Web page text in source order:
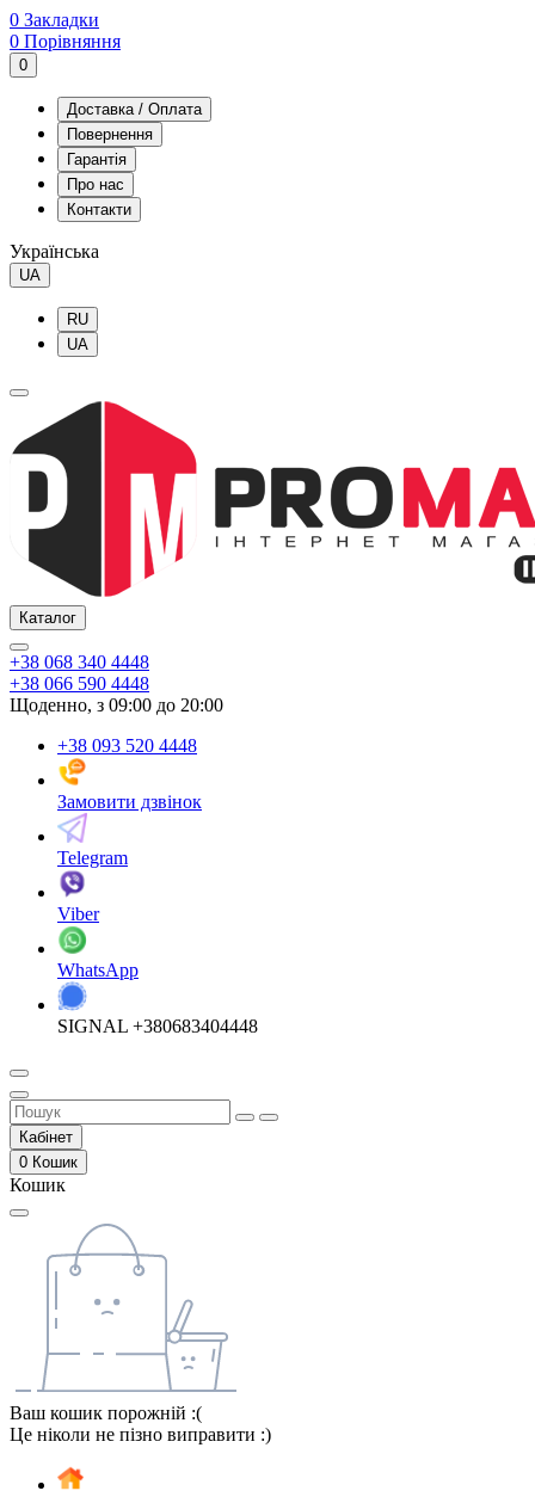
0 Закладки
0 Порівняння
0
Доставка / Оплата
Повернення
Гарантія
Про нас
Контакти
Українська
UA
RU
UA
Каталог
+38 068 340 4448
+38 066 590 4448
Щоденно, з 09:00 до 20:00
+38 093 520 4448
Замовити дзвінок
Telegram
Viber
WhatsApp
SIGNAL +380683404448
Кабінет
0 Кошик
Кошик
Ваш кошик порожній :(
Це ніколи не пізно виправити :)